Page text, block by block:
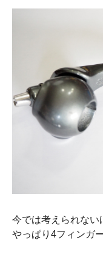
今では考えられない
やっぱり4フィンガ